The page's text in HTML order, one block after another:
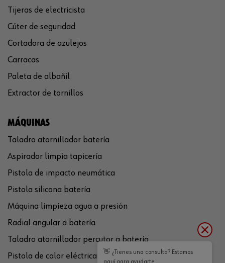
Tijeras de electricista
Cúter de seguridad
Cortadora de azulejos
Carracas
Paleta de albañil
Extractor de tornillos
MÁQUINAS
Taladro atornillador batería
Aspirador limpia tapicería
Pistola de impacto neumática
Pistola silicona batería
Máquina limpieza agua a presión
Radial angular a batería
Taladro atornillador percutor a batería
Pistola de calor eléctrica
👋 ¿Tienes una consulta? Estamos